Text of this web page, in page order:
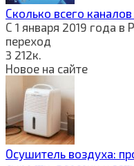
Сколько всего
С 1 января 2019 года в
переход
3 212к.
Новое на сайте
Осушитель воздуха: